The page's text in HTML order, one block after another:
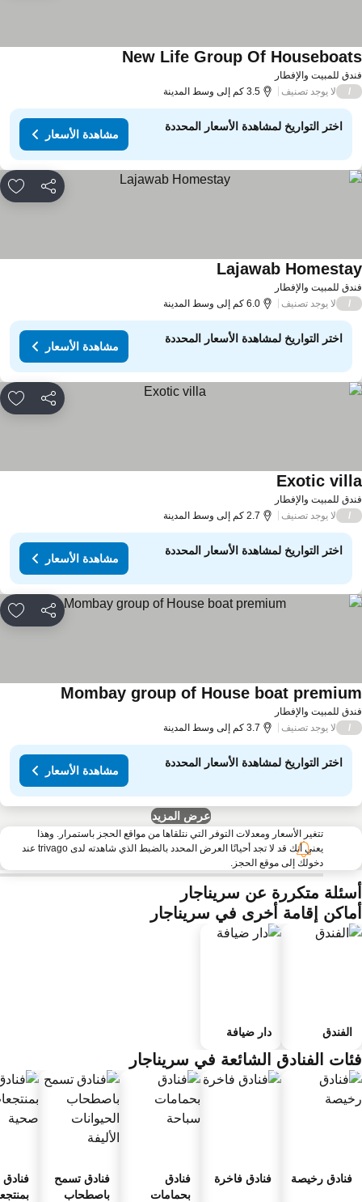
للمبيت والإفطار
New Life Group Of
لا يوجد تصنيف 3.5 كم إلى وسط المدينة
اختر التواريخ لمشاهدة الأسعار المحددة
مشاهدة الأسعار
مشاركة
للمبيت والإفطار
Lajawab
لا يوجد تصنيف 6.0 كم إلى وسط المدينة
اختر التواريخ لمشاهدة الأسعار المحددة
مشاهدة الأسعار
مشاركة
للمبيت والإفطار
Exotic
لا يوجد تصنيف 2.7 كم إلى وسط المدينة
اختر التواريخ لمشاهدة الأسعار المحددة
مشاهدة الأسعار
مشاركة
للمبيت والإفطار
Mombay group of House boat
لا يوجد تصنيف 3.7 كم إلى وسط المدينة
اختر التواريخ لمشاهدة الأسعار المحددة
مشاهدة الأسعار
عرض المزيد
تتغير الأسعار ومعدلات التوفر التي نتلقاها من مواقع الحجز باستمرار. وهذا
يعني أنك قد لا تجد أحيانًا العرض المحدد بالضبط الذي شاهدته لدى trivago عند
دخولك إلى موقع الحجز.
متكررة عن سريناجار
إقامة أخرى في سريناجار
الفندق دار ضيافة
الفنادق الشائعة في سريناجار
فنادق رخيصة فنادق فاخرة
فنادق
بحمامات
فنادق تسمح
باصطحاب
فنادق